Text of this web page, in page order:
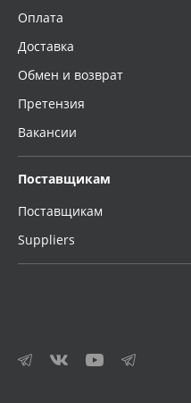
Оплата
Доставка
Обмен и возврат
Претензия
Вакансии
Поставщикам
Поставщикам
Suppliers